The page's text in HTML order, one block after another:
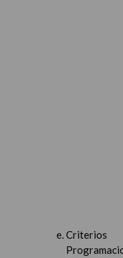
Criterios